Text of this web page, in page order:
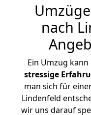
nach
Ein Umzug
stressige
man sich für
Lindenfeld
wir uns darauf